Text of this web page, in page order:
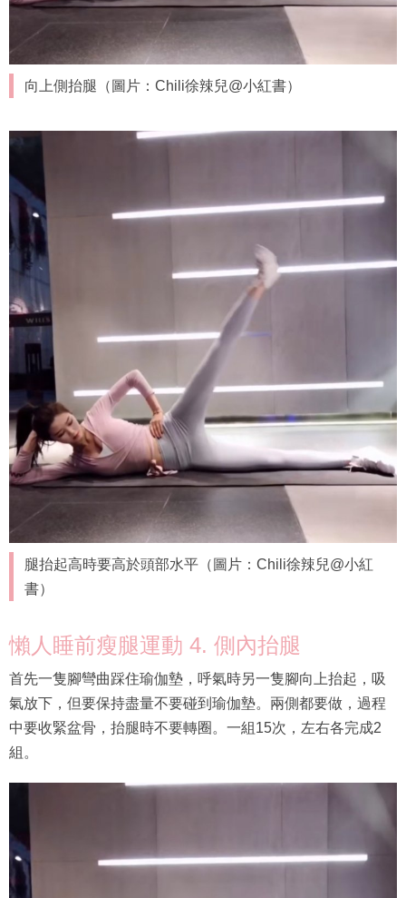
向上側抬腿（圖片：Chili徐辣兒@小紅書）
腿抬起高時要高於頭部水平（圖片：Chili徐辣兒@小紅
書）
懶人睡前瘦腿運動 4. 側內抬腿
首先一隻腳彎曲踩住瑜伽墊，呼氣時另一隻腳向上抬起，吸
氣放下，但要保持盡量不要碰到瑜伽墊。兩側都要做，過程
中要收緊盆骨，抬腿時不要轉圈。一組15次，左右各完成2
組。